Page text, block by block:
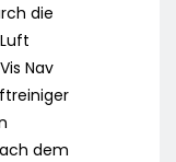
die
Nav
dem